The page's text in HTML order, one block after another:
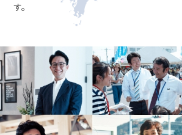
す。